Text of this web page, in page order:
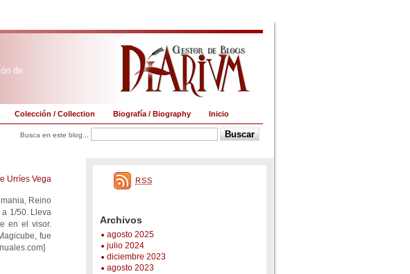
de
Inicio
Biografía / Biography
Colección / Collection
Busca en este blog...
RSS
Archivos
agosto 2025
julio 2024
diciembre 2023
agosto 2023
Urríes Vega
Reino
a 1/50. Lleva
en el visor.
fue